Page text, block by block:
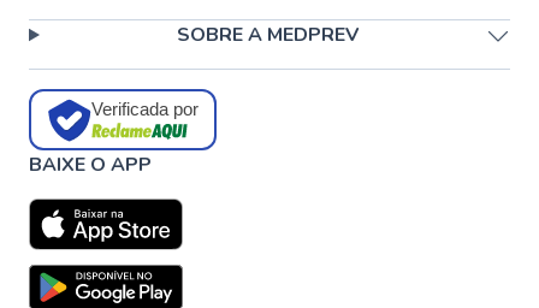
SOBRE A MEDPREV
Verificada por
BAIXE O APP